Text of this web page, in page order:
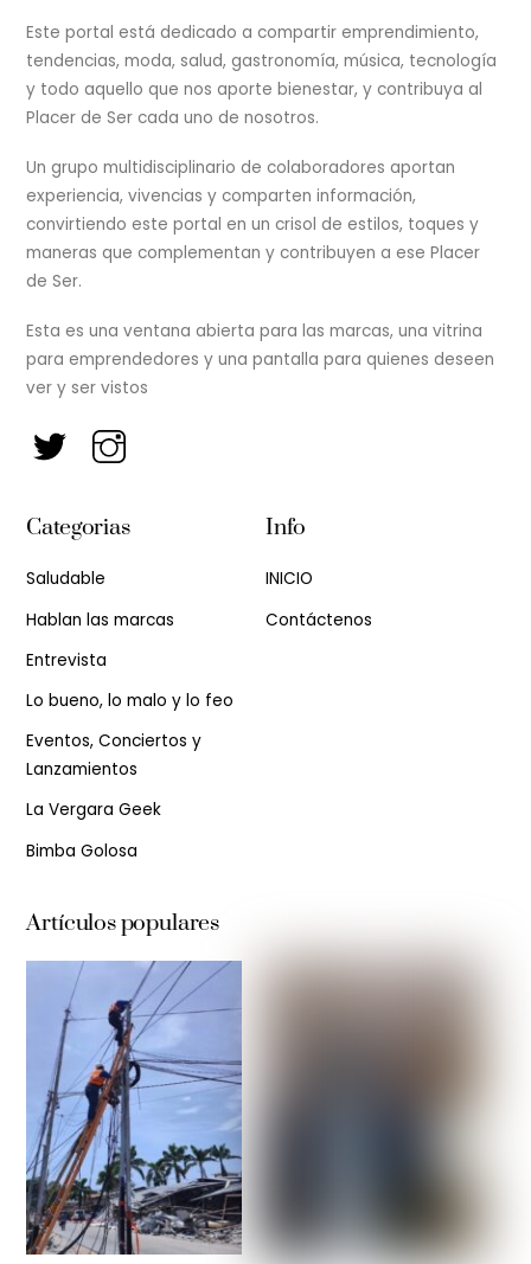
Top
Este portal está dedicado a compartir emprendimiento,
tendencias, moda, salud, gastronomía, música, tecnología
y todo aquello que nos aporte bienestar, y contribuya al
Placer de Ser cada uno de nosotros.
Un grupo multidisciplinario de colaboradores aportan
experiencia, vivencias y comparten información,
convirtiendo este portal en un crisol de estilos, toques y
maneras que complementan y contribuyen a ese Placer
de Ser.
Esta es una ventana abierta para las marcas, una vitrina
para emprendedores y una pantalla para quienes deseen
ver y ser vistos
Categorias
Saludable
Hablan las marcas
Entrevista
Lo bueno, lo malo y lo feo
Eventos, Conciertos y
Lanzamientos
La Vergara Geek
Bimba Golosa
Info
INICIO
Contáctenos
Artículos populares